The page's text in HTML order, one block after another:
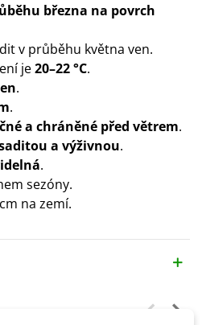
března na povrch
v průběhu května ven.
je20–22 °C.
.
.
a chráněné před větrem.
a výživnou.
.
sezóny.
na zemí.